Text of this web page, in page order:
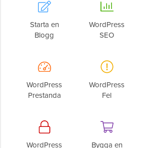
Starta en
Blogg
WordPress
SEO
WordPress
Prestanda
WordPress
Fel
WordPress
Bygga en